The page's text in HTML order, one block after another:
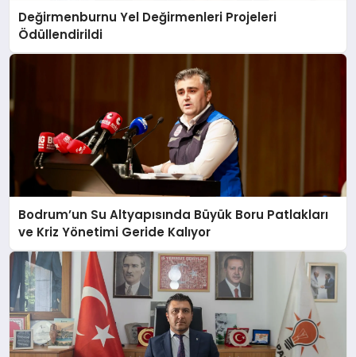
Değirmenburnu Yel Değirmenleri Projeleri
Ödüllendirildi
Bodrum’un Su Altyapısında Büyük Boru Patlakları
ve Kriz Yönetimi Geride Kalıyor